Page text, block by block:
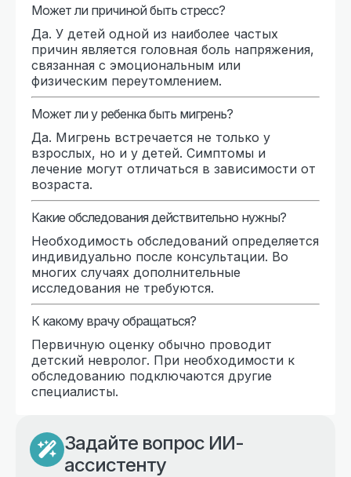
Может ли причиной быть стресс?
Да. У детей одной из наиболее частых
причин является головная боль напряжения,
связанная с эмоциональным или
физическим переутомлением.
Может ли у ребенка быть мигрень?
Да. Мигрень встречается не только у
взрослых, но и у детей. Симптомы и
лечение могут отличаться в зависимости от
возраста.
Какие обследования действительно нужны?
Необходимость обследований определяется
индивидуально после консультации. Во
многих случаях дополнительные
исследования не требуются.
К какому врачу обращаться?
Первичную оценку обычно проводит
детский невролог. При необходимости к
обследованию подключаются другие
специалисты.
Задайте вопрос ИИ-
ассистенту